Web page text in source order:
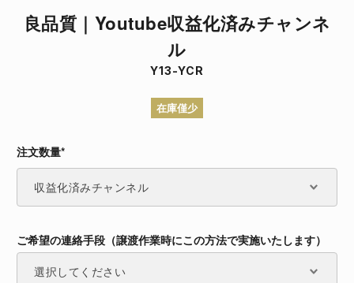
良品質｜Youtube収益化済みチャンネ
ル
Y13-YCR
在庫僅少
注文数量*
注文数量*
ご希望の連絡手段（譲渡作業時にこの方法で実施いたします）
ご希望の連絡手段（譲渡作業時にこの方法で実施いたします）